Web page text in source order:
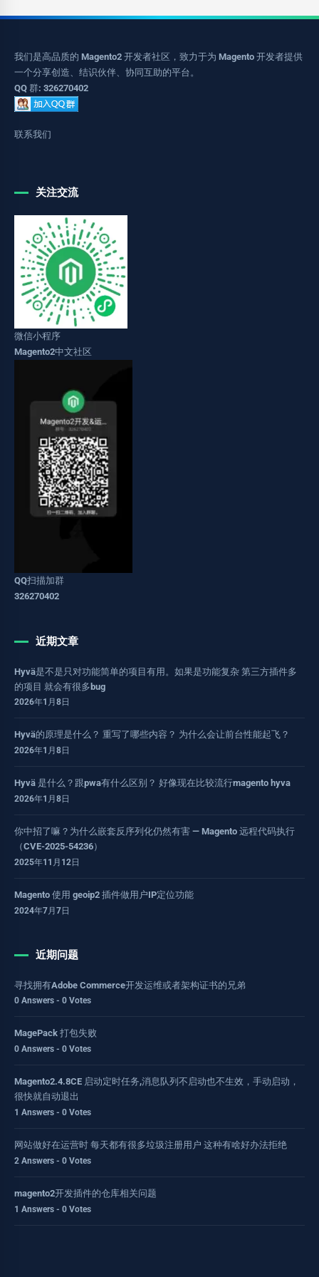
我们是高品质的 Magento2 开发者社区，致力于为 Magento 开发者提供
一个分享创造、结识伙伴、协同互助的平台。
QQ 群: 326270402
联系我们
关注交流
微信小程序
Magento2中文社区
QQ扫描加群
326270402
近期文章
Hyvä是不是只对功能简单的项目有用。如果是功能复杂 第三方插件多
的项目 就会有很多bug
2026年1月8日
Hyvä的原理是什么？ 重写了哪些内容？ 为什么会让前台性能起飞？
2026年1月8日
Hyvä 是什么？跟pwa有什么区别？ 好像现在比较流行magento hyva
2026年1月8日
你中招了嘛？为什么嵌套反序列化仍然有害 — Magento 远程代码执行
（CVE-2025-54236）
2025年11月12日
Magento 使用 geoip2 插件做用户IP定位功能
2024年7月7日
近期问题
寻找拥有Adobe Commerce开发运维或者架构证书的兄弟
0 Answers - 0 Votes
MagePack 打包失败
0 Answers - 0 Votes
Magento2.4.8CE 启动定时任务,消息队列不启动也不生效，手动启动，
很快就自动退出
1 Answers - 0 Votes
网站做好在运营时 每天都有很多垃圾注册用户 这种有啥好办法拒绝
2 Answers - 0 Votes
magento2开发插件的仓库相关问题
1 Answers - 0 Votes